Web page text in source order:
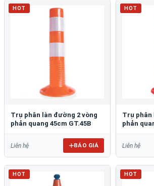
HOT
Trụ phân làn đường 2 vòng
phản quang 45cm GT.45B
Liên hệ BÁO GIÁ
HOT
Trụ phân
phản
Liên hệ
HOT HOT